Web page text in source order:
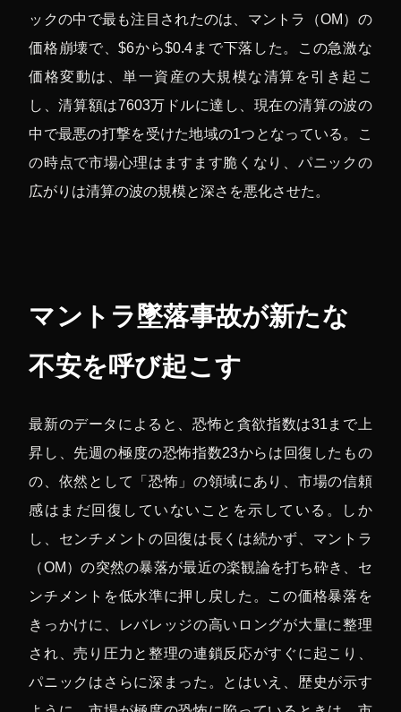
ックの中で最も注目されたのは、マントラ（OM）の
価格崩壊で、$6から$0.4まで下落した。この急激な
価格変動は、単一資産の大規模な清算を引き起こ
し、清算額は7603万ドルに達し、現在の清算の波の
中で最悪の打撃を受けた地域の1つとなっている。こ
の時点で市場心理はますます脆くなり、パニックの
広がりは清算の波の規模と深さを悪化させた。
マントラ墜落事故が新たな
不安を呼び起こす
最新のデータによると、恐怖と貪欲指数は31まで上
昇し、先週の極度の恐怖指数23からは回復したもの
の、依然として「恐怖」の領域にあり、市場の信頼
感はまだ回復していないことを示している。しか
し、センチメントの回復は長くは続かず、マントラ
（OM）の突然の暴落が最近の楽観論を打ち砕き、セ
ンチメントを低水準に押し戻した。この価格暴落を
きっかけに、レバレッジの高いロングが大量に整理
され、売り圧力と整理の連鎖反応がすぐに起こり、
パニックはさらに深まった。とはいえ、歴史が示す